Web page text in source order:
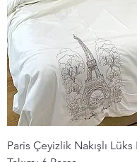
Paris Çeyizlik Nakışlı